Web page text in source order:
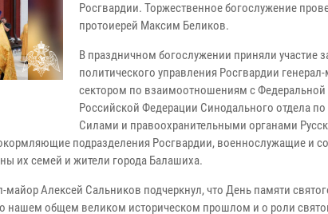
Росгвардии. Торжественное богослужение
протоиерей Максим Беликов.
В праздничном богослужении приняли участие
политического управления Росгвардии
сектором по взаимоотношениям с
Российской Федерации Синодального отдела
Силами и правоохранительными органами
подразделения Росгвардии, военнослужащие и
их семей и жители города Балашиха.
Алексей Сальников подчеркнул, что День памяти
общем великом историческом прошлом и о роли